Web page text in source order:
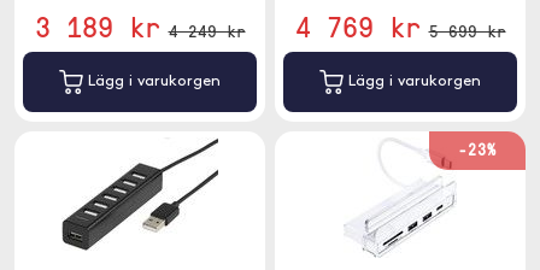
3 189 kr 4 249 kr
Lägg i varukorgen
4 769 kr 5 699 kr
Lägg i varukorgen
-23%